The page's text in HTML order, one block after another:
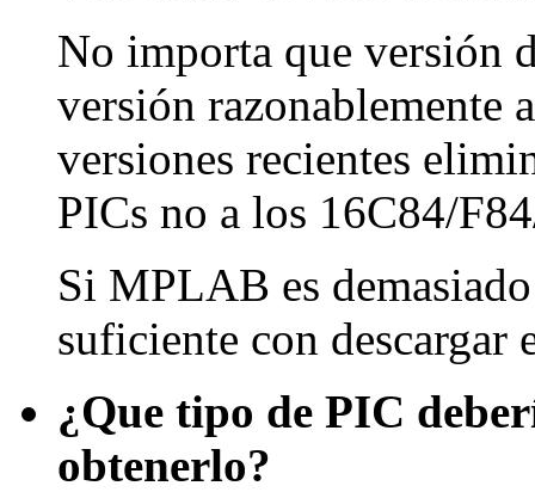
No importa que versión
versión razonablemente
versiones recientes
PICs no a los 16C84/
Si MPLAB es
suficiente con
¿Que tipo de PIC
obtenerlo?